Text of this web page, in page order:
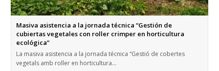
Masiva asistencia a la jornada técnica “Gestión de
cubiertas vegetales con roller crimper en horticultura
ecológica”
La masiva asistencia a la jornada técnica “Gestió de cobertes
vegetals amb roller en horticultura…